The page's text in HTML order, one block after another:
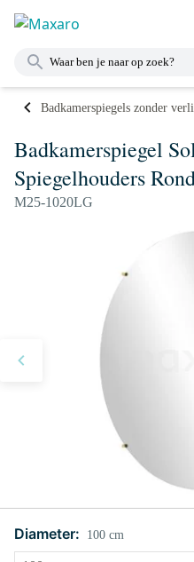
Badkamerspiegels zonder
Badkamerspiegel
Spiegelhouders
M25-1020LG
Diameter: 100 cm